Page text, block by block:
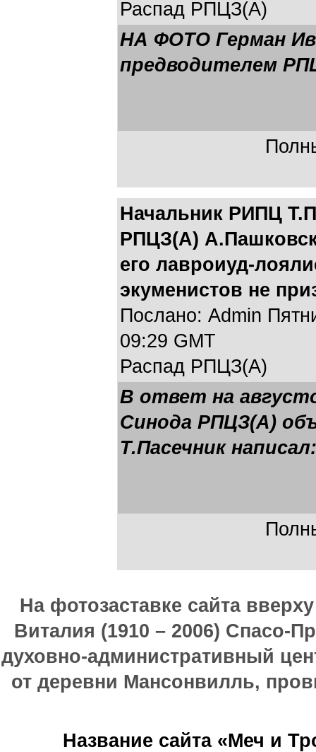
Распад РПЦЗ(А)
НА ФОТО Герман
предводителем
Начальник РИПЦ
РПЦЗ(А)
его лавроиуд-
экуменистов не
Послано: Admin
09:29 GMT
Распад РПЦЗ(А)
В ответ на
Синода РПЦЗ(А)
Т.Пасечник написал:
На фотозаставке сайта
Виталия (1910 – 2006) Спасо-
духовно-административный
от деревни Мансонвилль,
Название сайта «Меч и